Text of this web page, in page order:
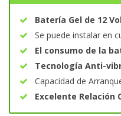
Batería Gel de 12
Se puede instalar en
El consumo de la
Tecnología Anti-
Capacidad de
Excelente Relación